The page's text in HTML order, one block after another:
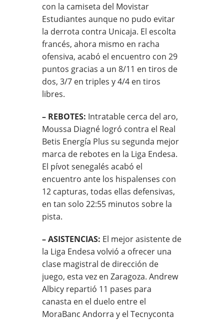
con la camiseta del Movistar
Estudiantes aunque no pudo evitar
la derrota contra Unicaja. El escolta
francés, ahora mismo en racha
ofensiva, acabó el encuentro con 29
puntos gracias a un 8/11 en tiros de
dos, 3/7 en triples y 4/4 en tiros
libres.
– REBOTES: Intratable cerca del aro,
Moussa Diagné logró contra el Real
Betis Energía Plus su segunda mejor
marca de rebotes en la Liga Endesa.
El pívot senegalés acabó el
encuentro ante los hispalenses con
12 capturas, todas ellas defensivas,
en tan solo 22:55 minutos sobre la
pista.
– ASISTENCIAS: El mejor asistente de
la Liga Endesa volvió a ofrecer una
clase magistral de dirección de
juego, esta vez en Zaragoza. Andrew
Albicy repartió 11 pases para
canasta en el duelo entre el
MoraBanc Andorra y el Tecnyconta